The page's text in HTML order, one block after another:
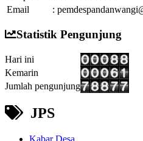
Email
:
Statistik Pengunjung
Hari ini
Kemarin
Jumlah pengunjung
JPS
Kabar Desa